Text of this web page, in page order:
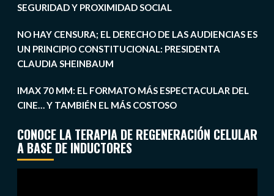
SEGURIDAD Y PROXIMIDAD SOCIAL
NO HAY CENSURA; EL DERECHO DE LAS AUDIENCIAS ES
UN PRINCIPIO CONSTITUCIONAL: PRESIDENTA
CLAUDIA SHEINBAUM
IMAX 70 MM: EL FORMATO MÁS ESPECTACULAR DEL
CINE… Y TAMBIÉN EL MÁS COSTOSO
CONOCE LA TERAPIA DE REGENERACIÓN CELULAR
A BASE DE INDUCTORES